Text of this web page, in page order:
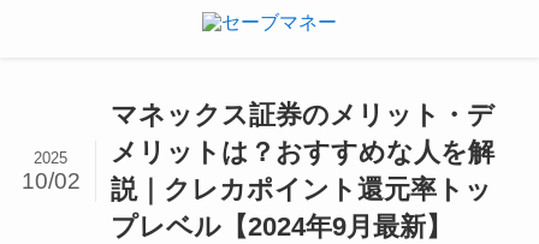
マネックス証券のメリット・デ
メリットは？おすすめな人を解
説｜クレカポイント還元率トッ
プレベル【2024年9月最新】
2025
10/02